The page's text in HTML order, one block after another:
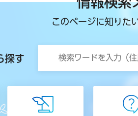
このページに知りた
探す